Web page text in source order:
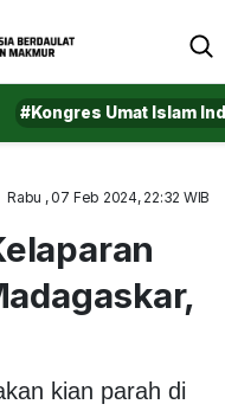
#Kongres Umat Islam
Rabu , 07 Feb 2024, 22:32 WIB
kian parah di